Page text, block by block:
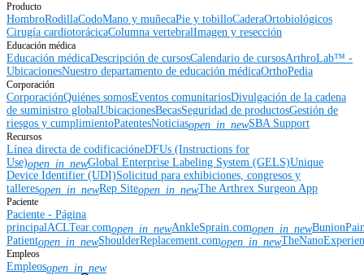
Producto
HombroRodillaCodoMano y muñecaPie y tobilloCaderaOrtobiológicos
Cirugía cardiotorácicaColumna vertebralImagen y resección
Educación médica
Educación médicaDescripción de cursosCalendario de cursosArthroLab™ -
UbicacionesNuestro departamento de educación médicaOrthoPedia
Corporación
CorporaciónQuiénes somosEventos comunitariosDivulgación de la cadena
de suministro globalUbicacionesBecasSeguridad de productosGestión de
riesgos y cumplimientoPatentesNoticiasopen_in_newSBA Support
Recursos
Línea directa de codificacióneDFUs (Instructions for
Use)open_in_newGlobal Enterprise Labeling System (GELS)Unique
Device Identifier (UDI)Solicitud para exhibiciones, congresos y
talleresopen_in_newRep Siteopen_in_newThe Arthrex Surgeon App
Paciente
Paciente - Página
principalACLTear.comopen_in_newAnkleSprain.comopen_in_new
Patientopen_in_newShoulderReplacement.comopen_in_new
Empleos
Empleosopen_in_new